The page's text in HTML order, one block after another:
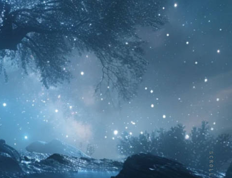
SCROLL